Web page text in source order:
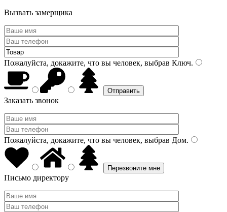
Вызвать замерщика
Пожалуйста, докажите, что вы человек, выбрав Ключ.
Заказать звонок
Пожалуйста, докажите, что вы человек, выбрав Дом.
Письмо директору